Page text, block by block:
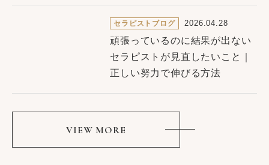
セラピストブログ 2026.04.28
頑張っているのに結果が出ない
セラピストが見直したいこと｜
正しい努力で伸びる方法
VIEW MORE